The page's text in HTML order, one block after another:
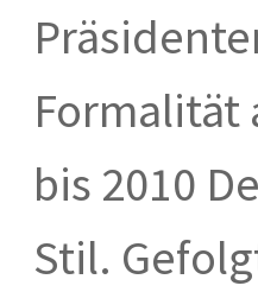
Formalität
bis 2010
Stil.